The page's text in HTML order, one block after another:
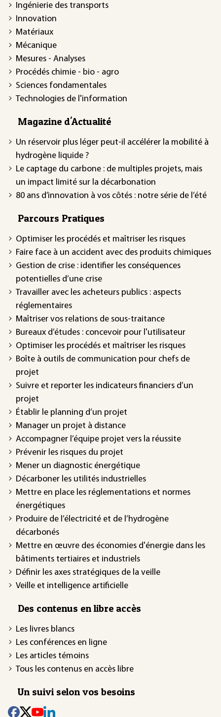
Ingénierie des transports
Innovation
Matériaux
Mécanique
Mesures - Analyses
Procédés chimie - bio - agro
Sciences fondamentales
Technologies de l'information
Magazine d'Actualité
Un réservoir plus léger peut-il accélérer la mobilité à
hydrogène liquide ?
Le captage du carbone : de multiples projets, mais
un impact limité sur la décarbonation
80 ans d’innovation à vos côtés : notre série de l’été
Parcours Pratiques
Optimiser les procédés et maîtriser les risques
Faire face à un accident avec des produits chimiques
Gestion de crise : identifier les conséquences
potentielles d’une crise
Travailler avec les acheteurs publics : aspects
réglementaires
Maîtriser vos relations de sous-traitance
Bureaux d’études : concevoir pour l'utilisateur
Optimiser les procédés et maîtriser les risques
Boîte à outils de communication pour chefs de
projet
Suivre et reporter les indicateurs financiers d’un
projet
Établir le planning d’un projet
Manager un projet à distance
Accompagner l’équipe projet vers la réussite
Prévenir les risques du projet
Mener un diagnostic énergétique
Décarboner les utilités industrielles
Mettre en place les réglementations et normes
énergétiques
Produire de l’électricité et de l’hydrogène
décarbonés
Mettre en œuvre des économies d'énergie dans les
bâtiments tertiaires et industriels
Définir les axes stratégiques de la veille
Veille et intelligence artificielle
Des contenus en libre accès
Les livres blancs
Les conférences en ligne
Les articles témoins
Tous les contenus en accès libre
Un suivi selon vos besoins